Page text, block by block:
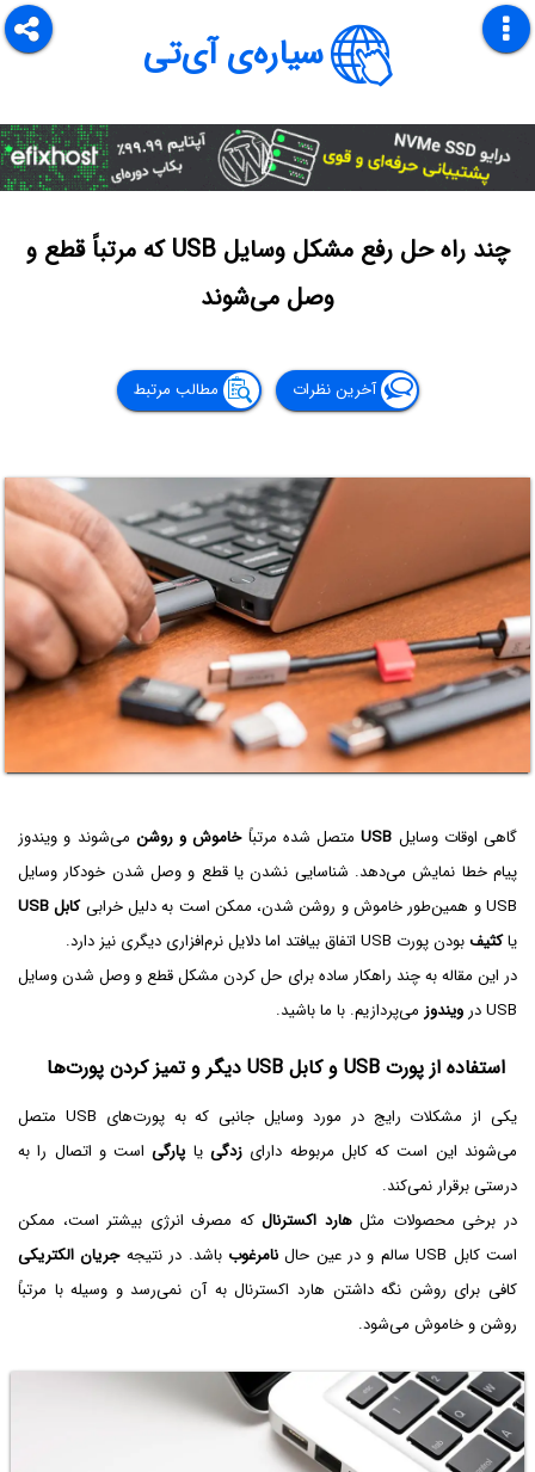
سیاره‌ی آی‌تی
چند راه حل رفع مشکل وسایل USB که مرتباً قطع و
وصل می‌شوند
آخرین نظرات مطالب مرتبط
گاهی اوقات وسایل USBمتصل شده مرتباًخاموش و روشن می‌شوند و ویندوز
پیام خطا نمایش می‌دهد. شناسایی نشدن یا قطع و وصل شدن خودکار وسایل
USB و همین‌طور خاموش و روشن شدن، ممکن است به دلیل خرابی
کابل USB
یاکثیفبودن پورت USB اتفاق بیافتد اما دلایل نرم‌افزاری دیگری نیز دارد.
در این مقاله به چند راهکار ساده برای حل کردن مشکل قطع و وصل شدن وسایل
USB در
ویندوز می‌پردازیم. با ما باشید.
استفاده از پورت USB و کابل USB دیگر و تمیز کردن پورت‌ها
یکی از مشکلات رایج در مورد وسایل جانبی که به پورت‌های USB متصل
می‌شوند این است که کابل مربوطه دارای زدگییا پارگیاست و اتصال را به
درستی برقرار نمی‌کند.
در برخی محصولات مثلهارد اکسترنالکه مصرف انرژی بیشتر است، ممکن
است کابل USB سالم و در عین حال
نامرغوب باشد. در نتیجهجریان الکتریکی
کافی برای روشن نگه داشتن هارد اکسترنال به آن نمی‌رسد و وسیله با مرتباً
روشن و خاموش می‌شود.